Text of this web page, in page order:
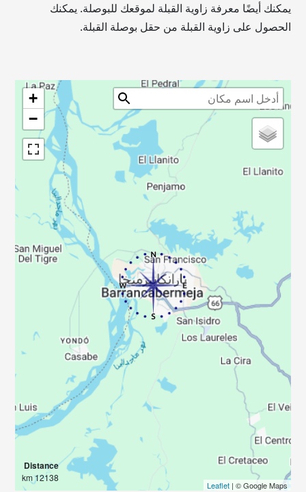
يمكنك أيضًا معرفة زاوية القبلة لموقعك للبوصلة. يمكنك
الحصول على زاوية القبلة من حقل بوصلة القبلة.
+
−
Distance
12138 km
Leaflet| © Google Maps